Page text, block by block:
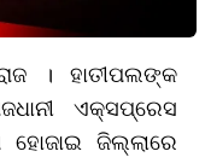
। ହାତୀପଲଙ୍କ
ଏକ୍ସପ୍ରେସ
ହୋଜାଇ ଜିଲ୍ଲାରେ